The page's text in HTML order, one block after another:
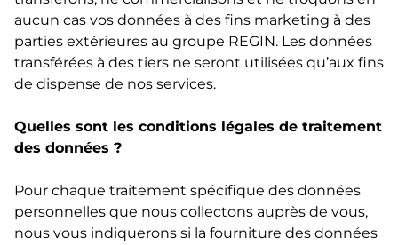
aucun cas vos données à des fins marketing à des
parties extérieures au groupe REGIN. Les données
transférées à des tiers ne seront utilisées qu’aux fins
de dispense de nos services.
Quelles sont les conditions légales de traitement
des données ?
Pour chaque traitement spécifique des données
personnelles que nous collectons auprès de vous,
nous vous indiquerons si la fourniture des données